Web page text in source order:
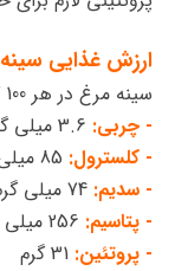
ارزش غذایی
سینه مرغ در هر 100 گرم شامل مقادیر زیر است:
- چربی: 3.6 میلی گرم
- کلسترول: 85 میلی گرم
- سدیم: 74 میلی گرم
- پتاسیم: 256 میلی گرم
- پروتئین: 31 گرم